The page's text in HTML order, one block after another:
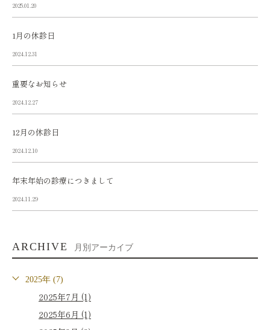
2025.01.20
1月の休診日
2024.12.31
重要なお知らせ
2024.12.27
12月の休診日
2024.12.10
年末年始の診療につきまして
2024.11.29
ARCHIVE 月別アーカイブ
2025年 (7)
2025年7月 (1)
2025年6月 (1)